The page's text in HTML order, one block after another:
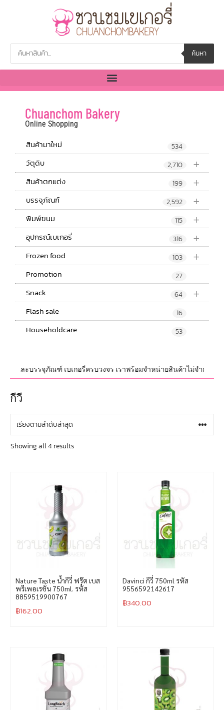
ค้นหา
Chuanchom Bakery
Online Shopping
สินค้ามาใหม่ 534
+
วัตุดิบ 2,710
+
สินค้าตกแต่ง 199
+
บรรจุภัณฑ์ 2,592
+
พิมพ์ขนม 115
+
อุปกรณ์เบเกอรี่ 316
+
Frozen food 103
Promotion 27
+
Snack 64
Flash sale 16
Householdcare 53
และบรรจุภัณฑ์ เบเกอรี่ครบวงจร เราพร้อมจำหน่ายสินค้าไม่จำกัดจำ
กีวี
Showing all 4 results
Nature Taste น้ำกีวี่ ฟรุ๊ต เบส
พรีเพอเรชั่น 750ml. รหัส
8859519900767
฿162.00
Davinci กีวี่ 750ml รหัส
9556592142617
฿340.00